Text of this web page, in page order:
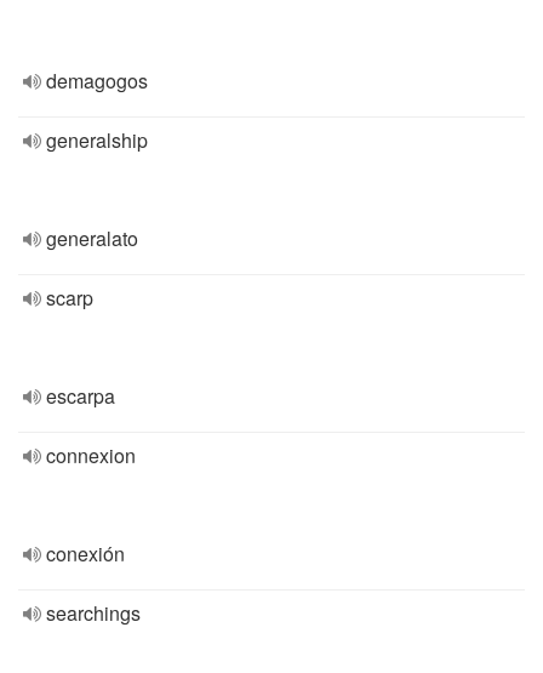
demagogos
generalship
generalato
scarp
escarpa
connexion
conexión
searchings